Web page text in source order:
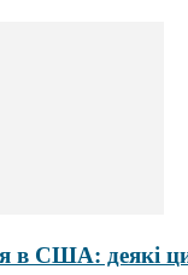
в США: деякі